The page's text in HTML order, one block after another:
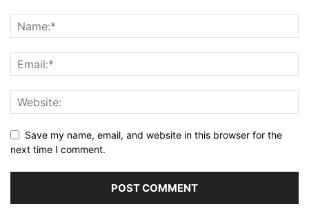
Save my name, email, and website in this browser for the
next time I comment.